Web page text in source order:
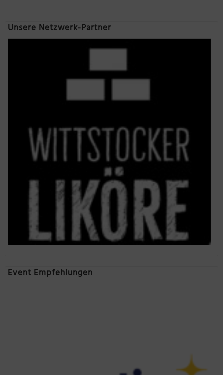
Unsere Netzwerk-Partner
Event Empfehlungen